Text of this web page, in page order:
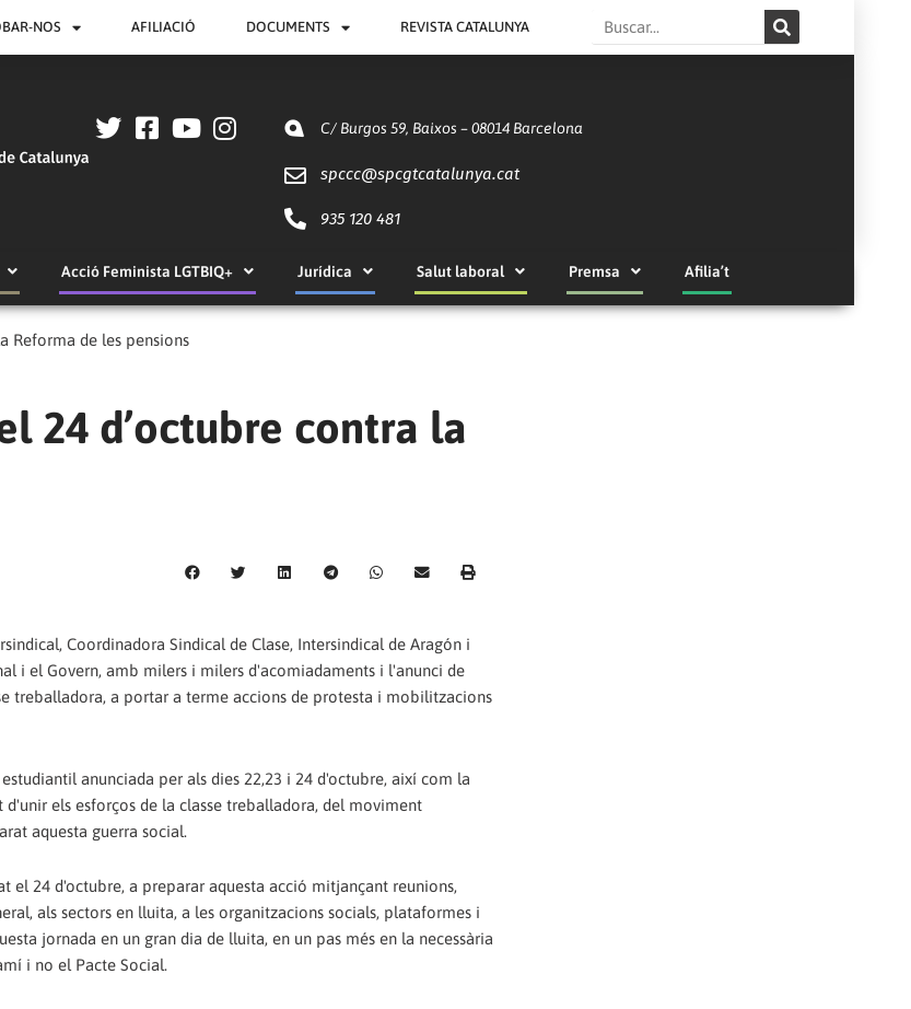
NOS AFILIACIÓ DOCUMENTS REVISTA CATALUNYA Search
C/ Burgos 59, Baixos – 08014 Barcelona
spccc@spcgtcatalunya.cat
935 120 481
Acció Feminista LGTBIQ+ Jurídica Salut laboral Premsa Afilia’t
Reforma de les pensions
24 d’octubre contra la
Coordinadora Sindical de Clase, Intersindical de Aragón i
i el Govern, amb milers i milers d'acomiadaments i l'anunci de
treballadora, a portar a terme accions de protesta i mobilitzacions
anunciada per als dies 22,23 i 24 d'octubre, així com la
els esforços de la classe treballadora, del moviment
aquesta guerra social.
24 d'octubre, a preparar aquesta acció mitjançant reunions,
als sectors en lluita, a les organitzacions socials, plataformes i
jornada en un gran dia de lluita, en un pas més en la necessària
i no el Pacte Social.